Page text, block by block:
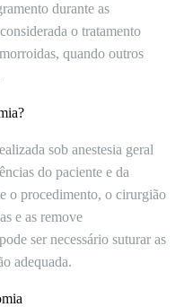
durante as
o tratamento
quando outros
sob anestesia geral
do paciente e da
o procedimento, o cirurgião
e as remove
ser necessário suturar as
adequada.